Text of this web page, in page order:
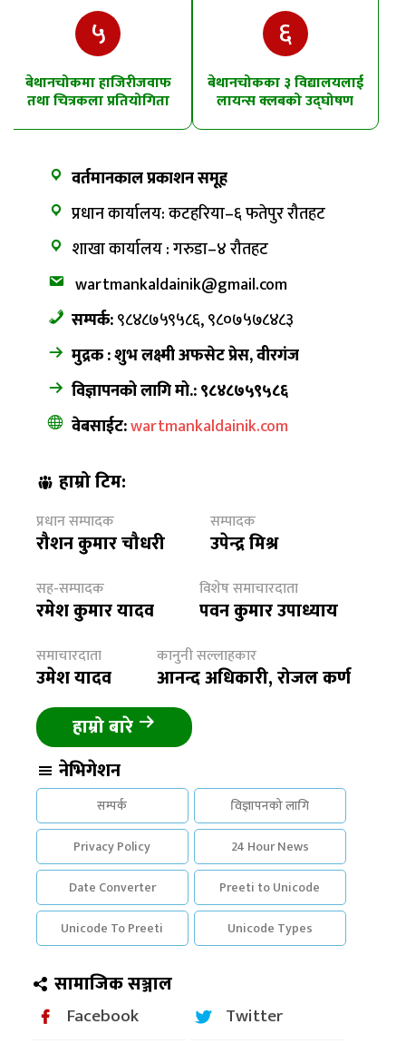
५
बेथानचोकमा हाजिरीजवाफ
तथा चित्रकला प्रतियोगिता
६
बेथानचोकका ३ विद्यालयलाई
लायन्स क्लबको उद्घोषण
वर्तमानकाल प्रकाशन समूह
प्रधान कार्यालय: कटहरिया–६ फतेपुर रौतहट
शाखा कार्यालय : गरुडा–४ रौतहट
wartmankaldainik@gmail.com
सम्पर्क:९८४८७५९५८६, ९८०७५७८४८३
मुद्रक : शुभ लक्ष्मी अफसेट प्रेस, वीरगंज
विज्ञापनको लागि मो.: ९८४८७५९५८६
वेबसाईट:wartmankaldainik.com
हाम्रो टिम:
प्रधान सम्पादक
रौशन कुमार चौधरी
सम्पादक
उपेन्द्र मिश्र
सह-सम्पादक
रमेश कुमार यादव
विशेष समाचारदाता
पवन कुमार उपाध्याय
समाचारदाता
उमेश यादव
कानुनी सल्लाहकार
आनन्द अधिकारी, रोजल कर्ण
हाम्रो बारे
नेभिगेशन
सम्पर्क
विज्ञापनको लागि
Privacy Policy
24 Hour News
Date Converter
Preeti to Unicode
Unicode To Preeti
Unicode Types
सामाजिक सञ्जाल
Facebook Twitter